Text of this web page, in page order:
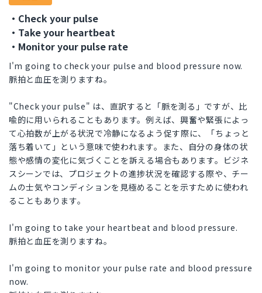
・Check your pulse
・Take your heartbeat
・Monitor your pulse rate
I'm going to check your pulse and blood pressure now.
脈拍と血圧を測りますね。
"Check your pulse" は、直訳すると「脈を測る」ですが、比
喩的に用いられることもあります。例えば、興奮や緊張によっ
て心拍数が上がる状況で冷静になるよう促す際に、「ちょっと
落ち着いて」という意味で使われます。また、自分の身体の状
態や感情の変化に気づくことを訴える場合もあります。ビジネ
スシーンでは、プロジェクトの進捗状況を確認する際や、チー
ムの士気やコンディションを見極めることを示すために使われ
ることもあります。
I'm going to take your heartbeat and blood pressure.
脈拍と血圧を測りますね。
I'm going to monitor your pulse rate and blood pressure
now.